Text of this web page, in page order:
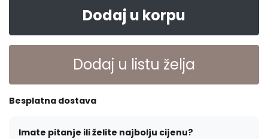
Dodaj u korpu
Dodaj u listu želja
Besplatna dostava
Imate pitanje ili želite najbolju cijenu?